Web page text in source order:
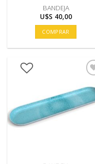
BANDEJA
U$S 40,00
COMPRAR